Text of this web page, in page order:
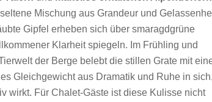
Mischung aus Grandeur und
Gipfel erheben sich über smaragdgrüne
Klarheit spiegeln. Im Frühling und
der Berge belebt die stillen Grate mit
Gleichgewicht aus Dramatik und Ruhe in
wirkt. Für Chalet-Gäste ist diese Kulisse nicht